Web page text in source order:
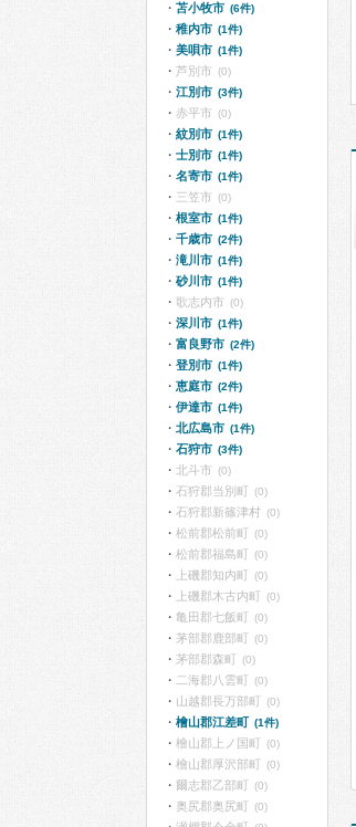
苫小牧市 (6件)
稚内市 (1件)
美唄市 (1件)
芦別市 (0)
江別市 (3件)
赤平市 (0)
紋別市 (1件)
士別市 (1件)
名寄市 (1件)
三笠市 (0)
根室市 (1件)
千歳市 (2件)
滝川市 (1件)
砂川市 (1件)
歌志内市 (0)
深川市 (1件)
富良野市 (2件)
登別市 (1件)
恵庭市 (2件)
伊達市 (1件)
北広島市 (1件)
石狩市 (3件)
北斗市 (0)
石狩郡当別町 (0)
石狩郡新篠津村 (0)
松前郡松前町 (0)
松前郡福島町 (0)
上磯郡知内町 (0)
上磯郡木古内町 (0)
亀田郡七飯町 (0)
茅部郡鹿部町 (0)
茅部郡森町 (0)
二海郡八雲町 (0)
山越郡長万部町 (0)
檜山郡江差町 (1件)
檜山郡上ノ国町 (0)
檜山郡厚沢部町 (0)
爾志郡乙部町 (0)
奥尻郡奥尻町 (0)